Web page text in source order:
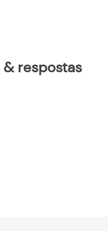
& respostas